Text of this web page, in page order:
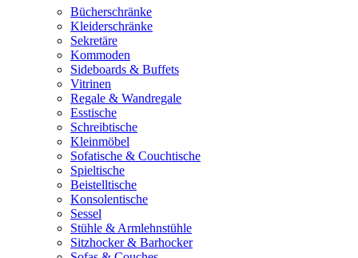
Bücherschränke
Kleiderschränke
Sekretäre
Kommoden
Sideboards & Buffets
Vitrinen
Regale & Wandregale
Esstische
Schreibtische
Kleinmöbel
Sofatische & Couchtische
Spieltische
Beistelltische
Konsolentische
Sessel
Stühle & Armlehnstühle
Sitzhocker & Barhocker